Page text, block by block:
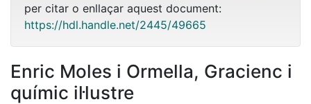
per citar o enllaçar aquest document:
https://hdl.handle.net/2445/49665
Enric Moles i Ormella, Gracienc i
químic il·lustre